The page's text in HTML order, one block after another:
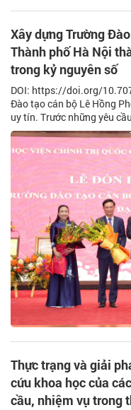
Xây dựng Trường
Thành phố Hà Nội
trong kỷ nguyên số
DOI: https://doi.org/
Đào tạo cán bộ Lê Hồng
uy tín. Trước những yêu
Thực trạng và giải
cứu khoa học của
cầu, nhiệm vụ trong